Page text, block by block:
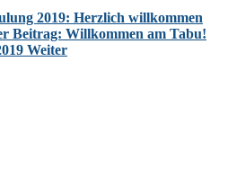
2019: Herzlich willkommen
Beitrag: Willkommen am Tabu!
Weiter